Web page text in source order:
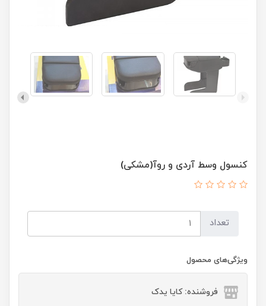
کنسول وسط آردی و روآ(مشکی)
تعداد
ویژگی‌های محصول
فروشنده: کایا یدک